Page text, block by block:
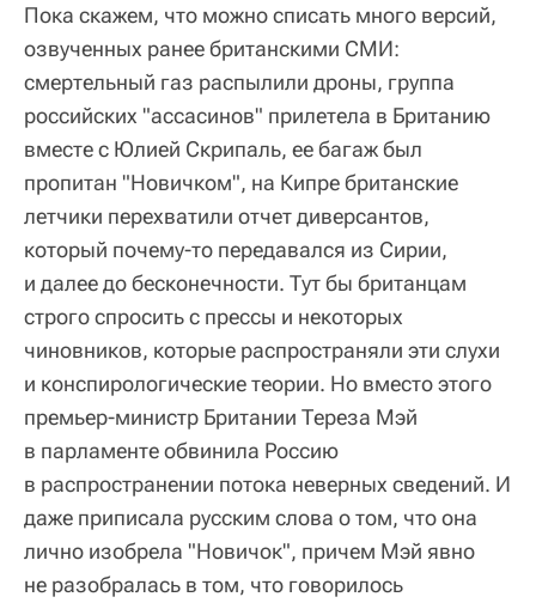
Пока скажем, что можно списать много версий,
озвученных ранее британскими СМИ:
смертельный газ распылили дроны, группа
российских "ассасинов" прилетела в Британию
вместе с Юлией Скрипаль, ее багаж был
пропитан "Новичком", на Кипре британские
летчики перехватили отчет диверсантов,
который почему-то передавался из Сирии,
и далее до бесконечности. Тут бы британцам
строго спросить с прессы и некоторых
чиновников, которые распространяли эти слухи
и конспирологические теории. Но вместо этого
премьер-министр Британии Тереза Мэй
в парламенте обвинила Россию
в распространении потока неверных сведений. И
даже приписала русским слова о том, что она
лично изобрела "Новичок", причем Мэй явно
не разобралась в том, что говорилось